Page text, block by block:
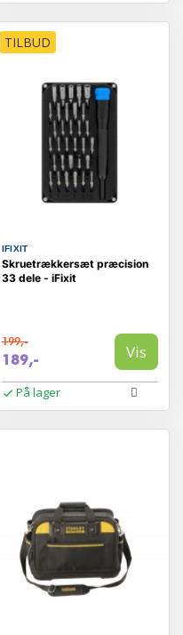
TILBUD
IFIXIT
Skruetrækkersæt præcision
33 dele - iFixit
199,-
189,- Vis
På lager